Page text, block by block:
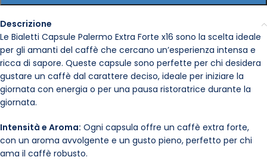
Descrizione
Le Bialetti Capsule Palermo Extra Forte x16 sono la scelta ideale
per gli amanti del caffè che cercano un’esperienza intensa e
ricca di sapore. Queste capsule sono perfette per chi desidera
gustare un caffè dal carattere deciso, ideale per iniziare la
giornata con energia o per una pausa ristoratrice durante la
giornata.
Intensità e Aroma: Ogni capsula offre un caffè extra forte,
con un aroma avvolgente e un gusto pieno, perfetto per chi
ama il caffè robusto.